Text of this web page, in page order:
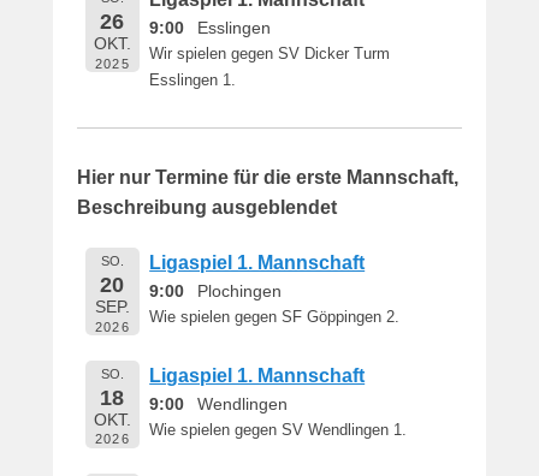
.
a
26
OKT.
2025
9:00 Esslingen
Wir spielen gegen SV Dicker Turm
Esslingen 1.
Hier nur Termine für die erste Mannschaft,
Beschreibung ausgeblendet
SO.
20
SEP.
2026
Ligaspiel 1. Mannschaft
9:00 Plochingen
Wie spielen gegen SF Göppingen 2.
SO.
18
OKT.
2026
Ligaspiel 1. Mannschaft
9:00 Wendlingen
Wie spielen gegen SV Wendlingen 1.